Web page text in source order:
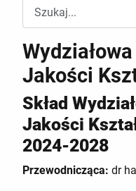
Jakości
Skład
Jakości
2024-2028
Przewodnicząca: dr